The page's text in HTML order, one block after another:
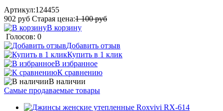
Артикул:124455
902 руб Старая цена:1 100руб
В корзину
Голосов: 0
Добавить отзыв
Купить в 1 клик
В избранное
К сравнению
В наличии
Самые продаваемые товары